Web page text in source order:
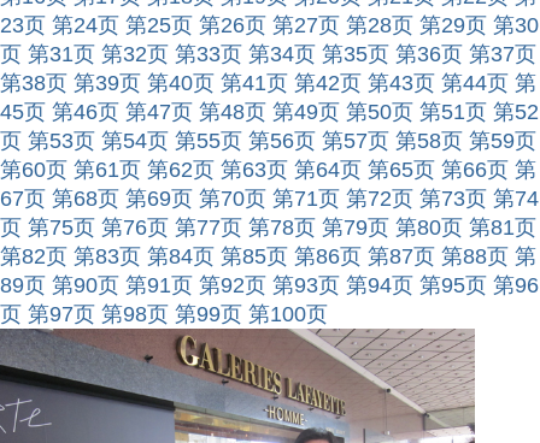
23页 第24页 第25页 第26页 第27页 第28页 第29页 第30
页 第31页 第32页 第33页 第34页 第35页 第36页 第37页
第38页 第39页 第40页 第41页 第42页 第43页 第44页 第
45页 第46页 第47页 第48页 第49页 第50页 第51页 第52
页 第53页 第54页 第55页 第56页 第57页 第58页 第59页
第60页 第61页 第62页 第63页 第64页 第65页 第66页 第
67页 第68页 第69页 第70页 第71页 第72页 第73页 第74
页 第75页 第76页 第77页 第78页 第79页 第80页 第81页
第82页 第83页 第84页 第85页 第86页 第87页 第88页 第
89页 第90页 第91页 第92页 第93页 第94页 第95页 第96
页 第97页 第98页 第99页 第100页